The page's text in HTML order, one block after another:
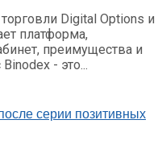
Digital Options и
платформа,
преимущества и
- это...